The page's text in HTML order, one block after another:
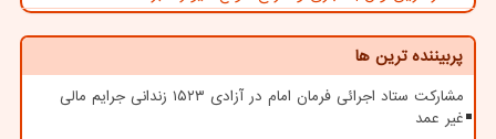
پربیننده ترین ها
مشارکت ستاد اجرائی فرمان امام در آزادی ۱۵۲۳ زندانی جرایم مالی
غیر عمد